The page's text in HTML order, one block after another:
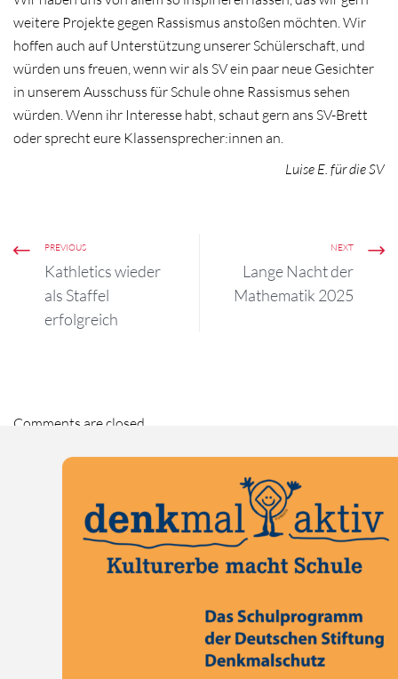
weitere Projekte gegen Rassismus anstoßen möchten. Wir
hoffen auch auf Unterstützung unserer Schülerschaft, und
würden uns freuen, wenn wir als SV ein paar neue Gesichter
in unserem Ausschuss für Schule ohne Rassismus sehen
würden. Wenn ihr Interesse habt, schaut gern ans SV-Brett
oder sprecht eure Klassensprecher:innen an.
Luise E. für die SV
PREVIOUS
Kathletics wieder
als Staffel
erfolgreich
NEXT
Lange Nacht der
Mathematik 2025
Comments are closed.